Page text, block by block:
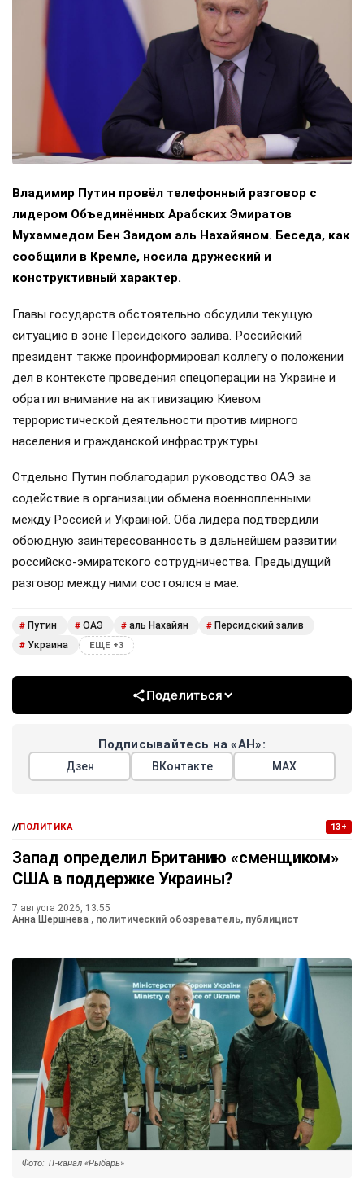
Владимир Путин провёл телефонный разговор с
лидером Объединённых Арабских Эмиратов
Мухаммедом Бен Заидом аль Нахайяном. Беседа, как
сообщили в Кремле, носила дружеский и
конструктивный характер.
Главы государств обстоятельно обсудили текущую
ситуацию в зоне Персидского залива. Российский
президент также проинформировал коллегу о положении
дел в контексте проведения спецоперации на Украине и
обратил внимание на активизацию Киевом
террористической деятельности против мирного
населения и гражданской инфраструктуры.
Отдельно Путин поблагодарил руководство ОАЭ за
содействие в организации обмена военнопленными
между Россией и Украиной. Оба лидера подтвердили
обоюдную заинтересованность в дальнейшем развитии
российско-эмиратского сотрудничества. Предыдущий
разговор между ними состоялся в мае.
# Путин # ОАЭ # аль Нахайян # Персидский залив
# Украина ЕЩЕ +3
Поделиться
Подписывайтесь на «АН»:
Дзен ВКонтакте МАХ
//ПОЛИТИКА 13+
Запад определил Британию «сменщиком»
США в поддержке Украины?
7 августа 2026, 13:55
Анна Шершнева , политический обозреватель, публицист
Фото: ТГ-канал «Рыбарь»